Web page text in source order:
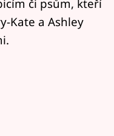
či psům, kteří
Kate a Ashley